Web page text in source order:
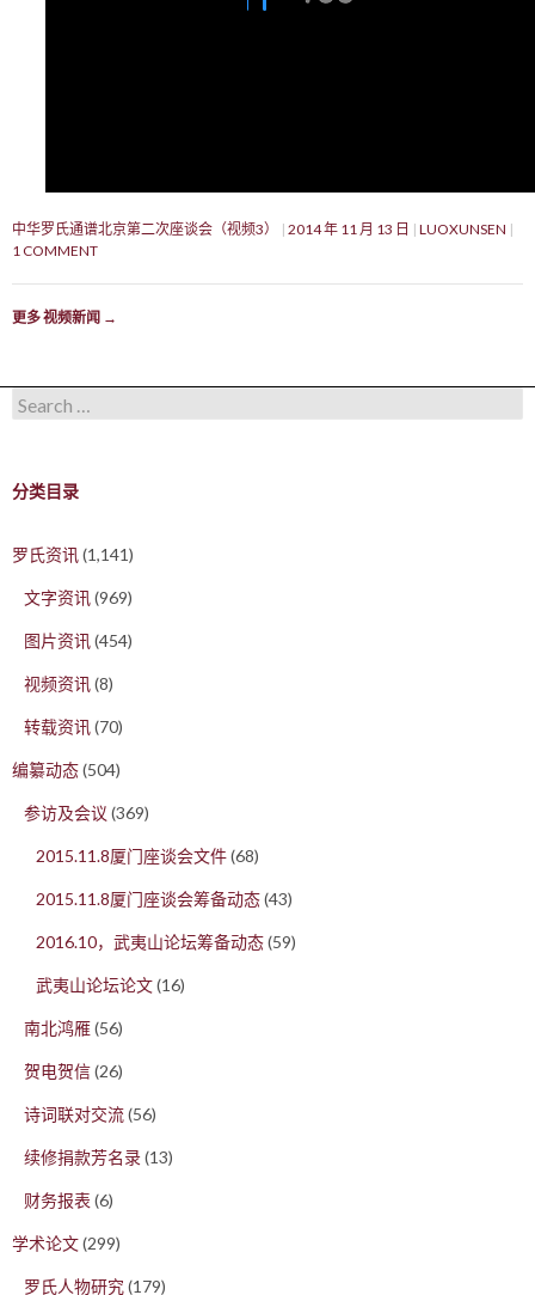
中华罗氏通谱北京第二次座谈会（视频3） 2014 年 11 月 13 日
LUOXUNSEN
1 COMMENT
更多 视频新闻 →
Search for:
分类目录
罗氏资讯(1,141)
文字资讯(969)
图片资讯(454)
视频资讯(8)
转载资讯(70)
编纂动态(504)
参访及会议 (369)
2015.11.8厦门座谈会文件(68)
2015.11.8厦门座谈会筹备动态(43)
2016.10，武夷山论坛筹备动态(59)
武夷山论坛论文(16)
南北鸿雁(56)
贺电贺信(26)
诗词联对交流(56)
续修捐款芳名录(13)
财务报表 (6)
学术论文(299)
罗氏人物研究(179)